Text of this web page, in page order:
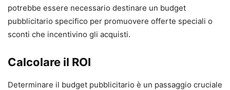
potrebbe essere necessario destinare un budget
pubblicitario specifico per promuovere offerte speciali o
sconti che incentivino gli acquisti.
Calcolare il ROI
Determinare il budget pubblicitario è un passaggio cruciale